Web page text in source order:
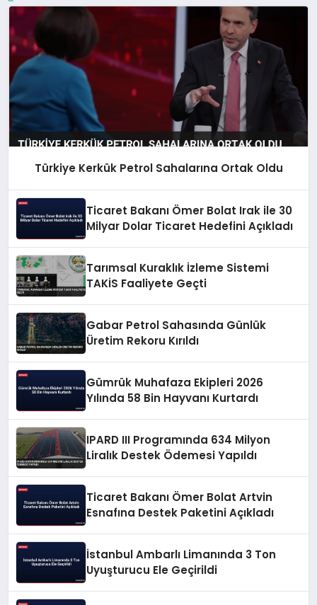
Türkiye Kerkük Petrol Sahalarına Ortak Oldu
Ticaret Bakanı Ömer Bolat Irak ile 30
Milyar Dolar Ticaret Hedefini Açıkladı
Tarımsal Kuraklık İzleme Sistemi
TAKİS Faaliyete Geçti
Gabar Petrol Sahasında Günlük
Üretim Rekoru Kırıldı
Gümrük Muhafaza Ekipleri 2026
Yılında 58 Bin Hayvanı Kurtardı
IPARD III Programında 634 Milyon
Liralık Destek Ödemesi Yapıldı
Ticaret Bakanı Ömer Bolat Artvin
Esnafına Destek Paketini Açıkladı
İstanbul Ambarlı Limanında 3 Ton
Uyuşturucu Ele Geçirildi